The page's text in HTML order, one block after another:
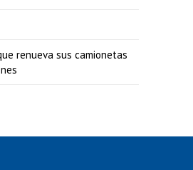
renueva sus camionetas